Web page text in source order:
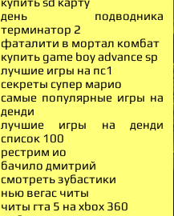
день подводника
терминатор 2
фаталити в мортал комбат
купить game boy advance sp
лучшие игры на пс1
секреты супер марио
самые популярные игры на
денди
лучшие игры на денди
список 100
рестрим ио
бачило дмитрий
смотреть зубастики
нью вегас читы
читы гта 5 на xbox 360